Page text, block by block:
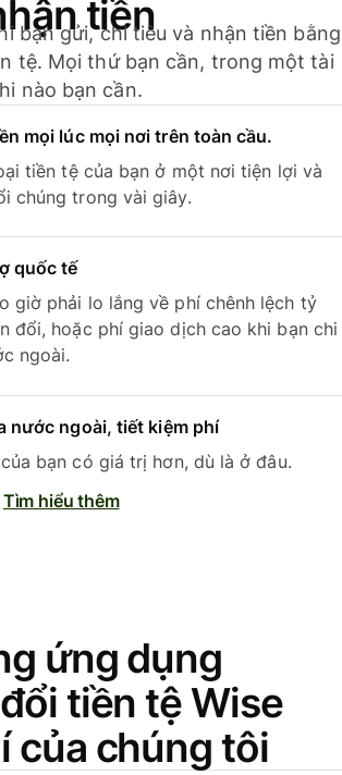
tiền
bạn gửi, chi tiêu và nhận tiền bằng
tệ. Mọi thứ bạn cần, trong một tài
nào bạn cần.
mọi lúc mọi nơi trên toàn cầu.
tiền tệ của bạn ở một nơi tiện lợi và
chúng trong vài giây.
quốc tế
giờ phải lo lắng về phí chênh lệch tỷ
đổi, hoặc phí giao dịch cao khi bạn chi
ngoài.
nước ngoài, tiết kiệm phí
bạn có giá trị hơn, dù là ở đâu.
Tìm hiểu thêm
ứng dụng
tiền tệ Wise
của chúng tôi